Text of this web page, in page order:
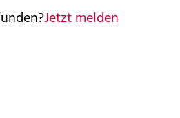
Jetzt melden